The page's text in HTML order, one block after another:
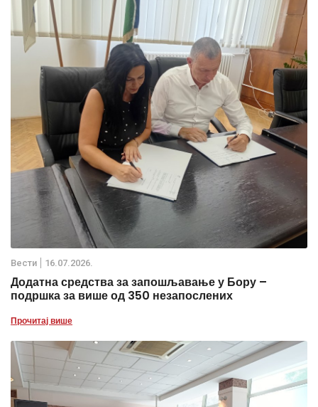
Вести 16.07.2026.
Додатна средства за запошљавање у Бору –
подршка за више од 350 незапослених
Прочитај више